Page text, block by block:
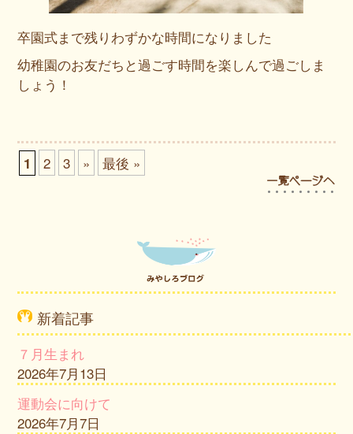
卒園式まで残りわずかな時間になりました
幼稚園のお友だちと過ごす時間を楽しんで過ごしま
しょう！
1 2 3 » 最後 »
新着記事
７月生まれ
2026年7月13日
運動会に向けて
2026年7月7日